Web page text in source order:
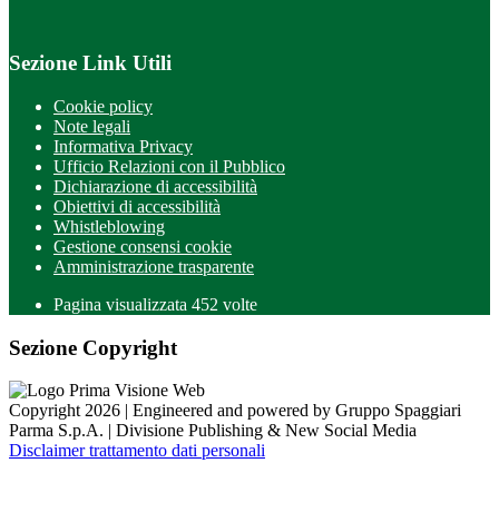
Sezione Link Utili
Cookie policy
Note legali
Informativa Privacy
Ufficio Relazioni con il Pubblico
Dichiarazione di accessibilità
Obiettivi di accessibilità
Whistleblowing
Gestione consensi cookie
Amministrazione trasparente
Pagina visualizzata 452 volte
Sezione Copyright
Copyright 2026 | Engineered and powered by Gruppo Spaggiari
Parma S.p.A. | Divisione Publishing & New Social Media
Disclaimer trattamento dati personali